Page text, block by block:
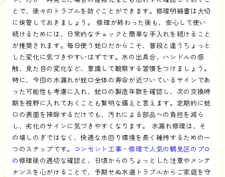
とで、後々のトラブルを防ぐことができます。修理明細書は大切
に保管しておきましょう。 修理が終わった後も、安心して使い
続けるためには、日常的なチェックと簡単な手入れを続けること
が推奨されます。毎日使う蛇口だからこそ、普段と違うちょっと
した変化に気づきやすいはずです。水の出具合、ハンドルの感
触、見た目の変化など、意識して観察する習慣をつけましょう。
特に、今回の水漏れが蛇口全体の寿命が近づいているサインであ
った可能性も考慮に入れ、蛇口の製造年数を確認し、次の交換時
期を視野に入れておくことも賢明な備えと言えます。定期的に蛇
口の表面を掃除するだけでも、汚れによる部品への負担を減ら
し、劣化のサインに気づきやすくなります。 水漏れ修理は、そ
の場しのぎではなく、快適な水回り環境を長く維持するための一
つのステップです。 コンセント工事・修理で人気の鶴見区のプロ
の修理後の適切な確認と、日頃からのちょっとした注意やメンテ
ナンスを心がけることで、予期せぬ水道トラブルからご家庭を守